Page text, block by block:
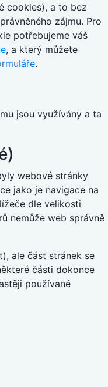
cookies), a to bez
zájmu. Pro
potřebujeme váš
, a který můžete
.
jsou využívány a ta
webové stránky
jako je navigace na
dle velikosti
nemůže web správně
ale část stránek se
části dokonce
používané